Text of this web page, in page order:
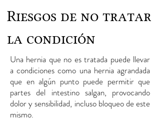
Riesgos de no tratar
la condición
Una hernia que no es tratada puede llevar
a condiciones como una hernia agrandada
que en algún punto puede permitir que
partes del intestino salgan, provocando
dolor y sensibilidad, incluso bloqueo de este
mismo.